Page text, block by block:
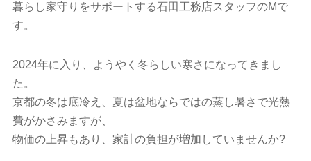
暮らし家守りをサポートする石田工務店スタッフのMで
す。
2024年に入り、ようやく冬らしい寒さになってきまし
た。
京都の冬は底冷え、夏は盆地ならではの蒸し暑さで光熱
費がかさみますが、
物価の上昇もあり、家計の負担が増加していませんか?